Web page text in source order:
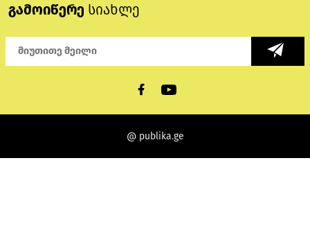
გამოიწერე სიახლე
@ publika.ge